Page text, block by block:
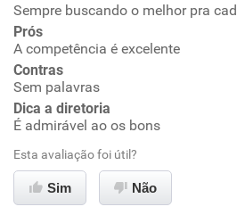
Oportunidade de promoção
Ambiente de trabalho
Conciliação com a vida familiar
Recomenda esta empresa
Sempre buscando o melhor pra
Prós
A competência é excelente
Contras
Sem palavras
Dica a diretoria
É admirável ao os bons
Esta avaliação foi útil?
Sim Não